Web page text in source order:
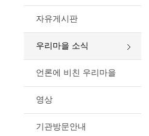
자유게시판
우리마을 소식
언론에 비친 우리마을
영상
기관방문안내